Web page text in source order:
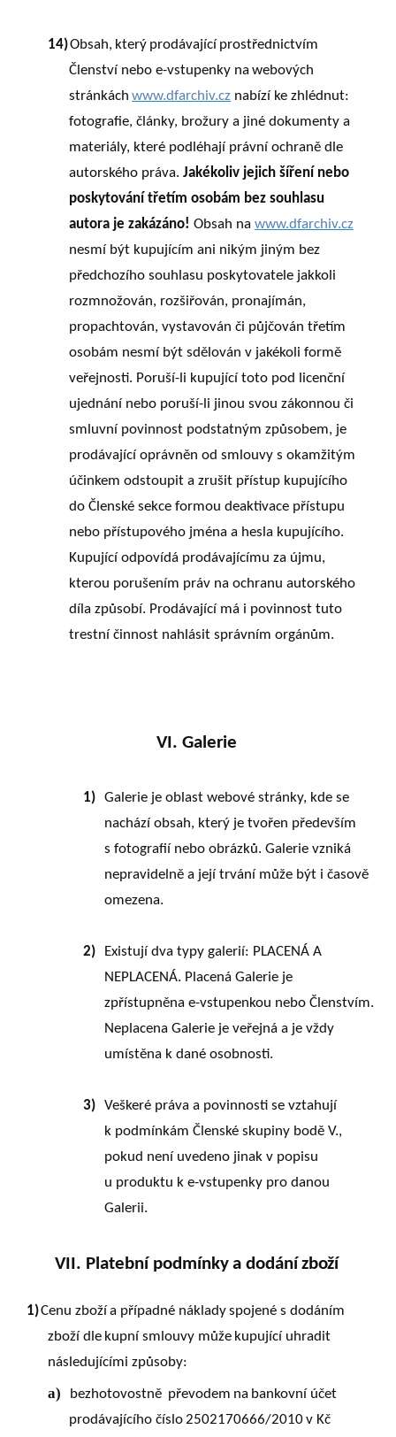
14)Obsah, který prodávající prostřednictvím
Členství nebo e-vstupenky na webových
stránkách www.dfarchiv.cz nabízí ke zhlédnut:
fotografie, články, brožury a jiné dokumenty a
materiály, které podléhají právní ochraně dle
autorského práva.Jakékoliv jejich šíření nebo
poskytování třetím osobám bez souhlasu
autora je zakázáno! Obsah nawww.dfarchiv.cz
nesmí být kupujícím ani nikým jiným bez
předchozího souhlasu poskytovatele jakkoli
rozmnožován, rozšiřován, pronajímán,
propachtován, vystavován či půjčován třetím
osobám nesmí být sdělován v jakékoli formě
veřejnosti. Poruší-li kupující toto pod licenční
ujednání nebo poruší-li jinou svou zákonnou či
smluvní povinnost podstatným způsobem, je
prodávající oprávněn od smlouvy s okamžitým
účinkem odstoupit a zrušit přístup kupujícího
do Členské sekce formou deaktivace přístupu
nebo přístupového jména a hesla kupujícího.
Kupující odpovídá prodávajícímu za újmu,
kterou porušením práv na ochranu autorského
díla způsobí. Prodávající má i povinnost tuto
trestní činnost nahlásit správním orgánům.
VI. Galerie
1) Galerie je oblast webové stránky, kde se
nachází obsah, který je tvořen především
s fotografií nebo obrázků. Galerie vzniká
nepravidelně a její trvání může být i časově
omezena.
2)
Existují dva typy galerií: PLACENÁ A
NEPLACENÁ. Placená Galerie je
zpřístupněna e-vstupenkou nebo Členstvím.
Neplacena Galerie je veřejná a je vždy
umístěna k dané osobnosti.
3) Veškeré práva a povinnosti se vztahují
k podmínkám Členské skupiny bodě V.,
pokud není uvedeno jinak v popisu
u produktu k e-vstupenky pro danou
Galerii.
VII. Platební podmínky a dodání zboží
1)Cenu zboží a případné náklady spojené s dodáním
zboží dle kupní smlouvy může kupující uhradit
následujícími způsoby:
a) bezhotovostně převodem na bankovní účet
prodávajícího číslo 2502170666/2010 v Kč